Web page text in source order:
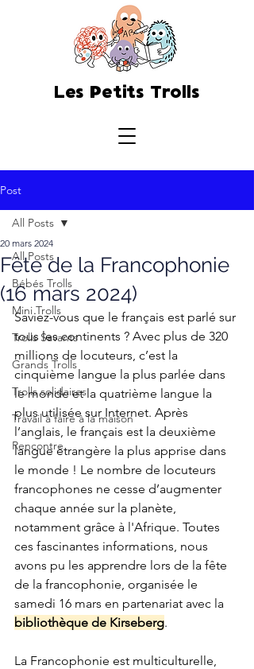
Les Petits Trolls
Post
All Posts
Bébés Trolls
Mini Trolls
Trolls Savants
Grands Trolls
Trolls solidaires
Travail à faire à la maison
Rencontre
All Posts
Fête de la Francophonie
(16 mars 2024)
20 mars 2024
Saviez-vous que le français est parlé sur
tous les continents ? Avec plus de 320
millions de locuteurs, c’est la
cinquième langue la plus parlée dans
le monde et la quatrième langue la
plus utilisée sur Internet. Après
l’anglais, le français est la deuxième
langue étrangère la plus apprise dans
le monde ! Le nombre de locuteurs
francophones ne cesse d’augmenter
chaque année sur la planète,
notamment grâce à l'Afrique. Toutes
ces fascinantes informations, nous
avons pu les apprendre lors de la fête
de la francophonie, organisée le
samedi 16 mars en partenariat avec la
bibliothèque de Kirseberg.
La Francophonie est multiculturelle,